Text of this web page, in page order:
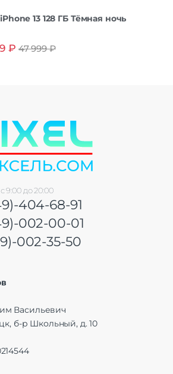
13 128 ГБ Тёмная ночь
₽ 47 999₽
9:00 до 20:00
404-68-91
002-00-01
002-35-50
Васильевич
б-р Школьный, д. 10